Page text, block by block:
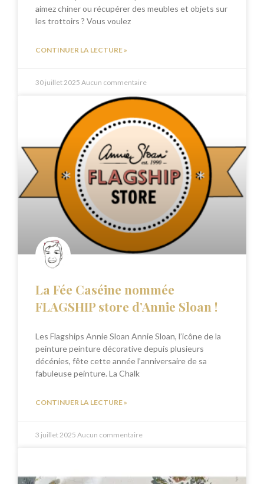
aimez chiner ou récupérer des meubles et objets sur
les trottoirs ? Vous voulez
CONTINUER LA LECTURE »
30 juillet 2025 Aucun commentaire
La Fée Caséine nommée
FLAGSHIP store d’Annie Sloan !
Les Flagships Annie Sloan Annie Sloan, l’icône de la
peinture peinture décorative depuis plusieurs
décénies, fête cette année l’anniversaire de sa
fabuleuse peinture. La Chalk
CONTINUER LA LECTURE »
3 juillet 2025 Aucun commentaire